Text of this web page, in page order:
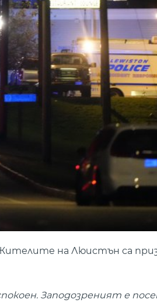
на Люистън са
Заподозреният е